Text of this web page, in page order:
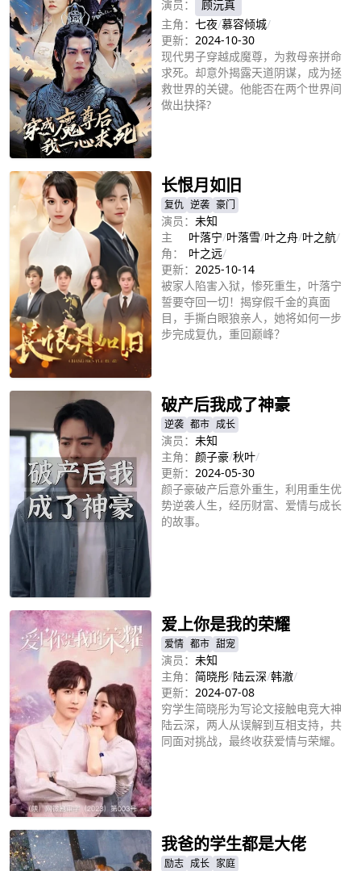
演员：
顾沅真
主角： 七夜/慕容倾城/
更新： 2024-10-30
现代男子穿越成魔尊，为救母亲拼命
求死。却意外揭露天道阴谋，成为拯
救世界的关键。他能否在两个世界间
做出抉择?
长恨月如旧
复仇 逆袭 豪门
演员： 未知
主
角：
叶落宁/叶落雪/叶之舟/叶之航/
叶之远/
更新： 2025-10-14
被家人陷害入狱，惨死重生，叶落宁
誓要夺回一切！揭穿假千金的真面
目，手撕白眼狼亲人，她将如何一步
步完成复仇，重回巅峰？
破产后我成了神豪
逆袭 都市 成长
演员： 未知
主角： 颜子豪/秋叶/
更新： 2024-05-30
颜子豪破产后意外重生，利用重生优
势逆袭人生，经历财富、爱情与成长
的故事。
爱上你是我的荣耀
爱情 都市 甜宠
演员： 未知
主角： 简晓彤/陆云深/韩澈/
更新： 2024-07-08
穷学生简晓彤为写论文接触电竞大神
陆云深，两人从误解到互相支持，共
同面对挑战，最终收获爱情与荣耀。
我爸的学生都是大佬
励志 成长 家庭